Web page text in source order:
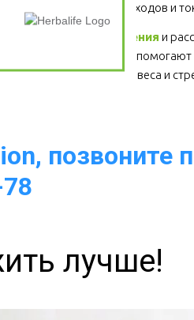
системы, выведение отходов и
Физические упражнения и
- для здоровья сердца, помогают
избавиться от лишнего веса и
позвоните
лучше!